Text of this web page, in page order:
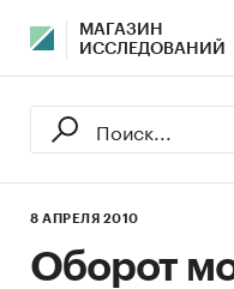
МАГАЗИН
ИССЛЕДОВАНИЙ
8 АПРЕЛЯ 2010
Оборот